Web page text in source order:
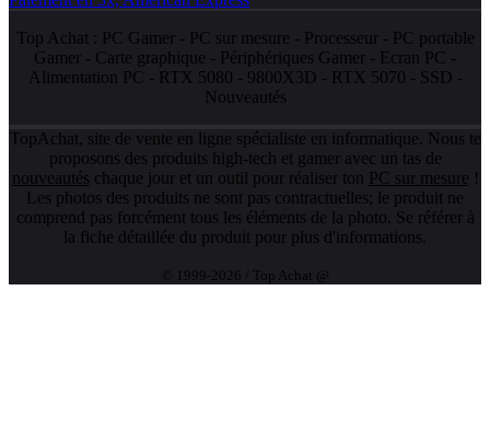
Top Achat : PC Gamer- PC sur mesure - Processeur- PC portable
Gamer - Carte graphique - Périphériques Gamer - Ecran PC -
Alimentation PC - RTX 5080 - 9800X3D - RTX 5070 - SSD -
Nouveautés
TopAchat, site de vente en ligne spécialiste en informatique. Nous te
proposons des produits high-tech et gamer avec un tas de
nouveautés chaque jour et un outil pour réaliser ton PC sur mesure !
Les photos des produits ne sont pas contractuelles; le produit ne
comprend pas forcément tous les éléments de la photo. Se référer à
la fiche détaillée du produit pour plus d'informations.
© 1999-2026 / Top Achat @